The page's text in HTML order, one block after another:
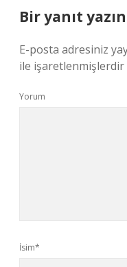
Bir yanıt yazın
E-posta adresiniz
ile işaretlenmişlerdir
Yorum
İsim*